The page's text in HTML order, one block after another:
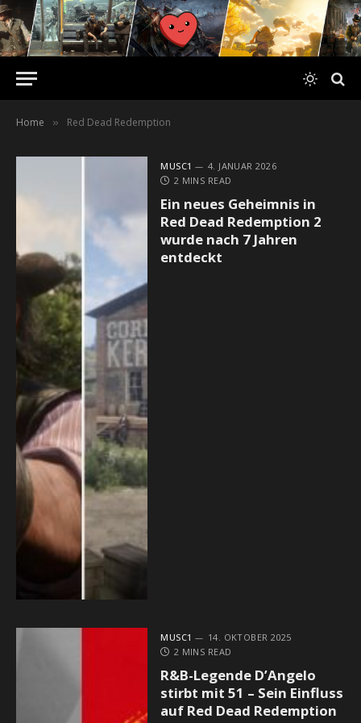
Home » Red Dead Redemption
MUSC1
4. JANUAR 2026
2 MINS READ
Ein neues Geheimnis in
Red Dead Redemption 2
wurde nach 7 Jahren
entdeckt
MUSC1
14. OKTOBER 2025
2 MINS READ
R&B-Legende D’Angelo
stirbt mit 51 – Sein Einfluss
auf Red Dead Redemption